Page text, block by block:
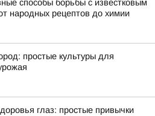
способы борьбы с известковым
народных рецептов до химии
простые культуры для
глаз: простые привычки